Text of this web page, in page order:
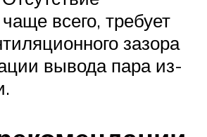
всего, требует
зазора
вывода пара из-